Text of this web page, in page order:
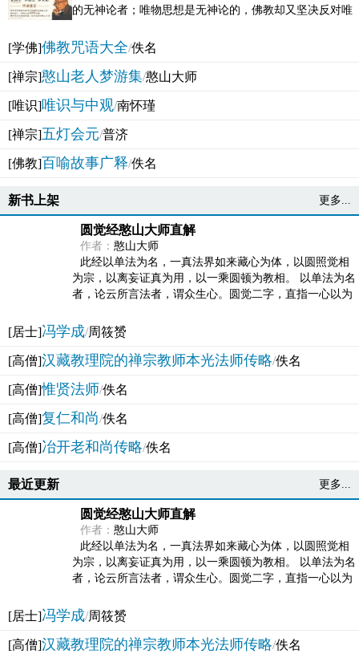
的无神论者；唯物思想是无神论的，佛教却又坚决反对唯
[学佛]佛教咒语大全/佚名
[禅宗]憨山老人梦游集/憨山大师
[唯识]唯识与中观/南怀瑾
[禅宗]五灯会元/普济
[佛教]百喻故事广释/佚名
新书上架 更多...
圆觉经憨山大师直解
作者： 憨山大师
此经以单法为名，一真法界如来藏心为体，以圆照觉相
为宗，以离妄证真为用，以一乘圆顿为教相。 以单法为名
者，论云所言法者，谓众生心。圆觉二字，直指一心以为
[居士]冯学成/周筱赟
[高僧]汉藏教理院的禅宗教师本光法师传略/佚名
[高僧]惟贤法师/佚名
[高僧]复仁和尚/佚名
[高僧]冶开老和尚传略/佚名
最近更新 更多...
圆觉经憨山大师直解
作者： 憨山大师
此经以单法为名，一真法界如来藏心为体，以圆照觉相
为宗，以离妄证真为用，以一乘圆顿为教相。 以单法为名
者，论云所言法者，谓众生心。圆觉二字，直指一心以为
[居士]冯学成/周筱赟
[高僧]汉藏教理院的禅宗教师本光法师传略/佚名